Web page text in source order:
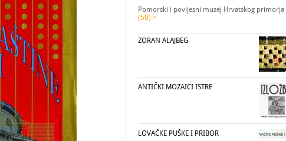
Pomorski i povijesni muzej Hrvatskog primorja
(50) >
ZORAN ALAJBEG
ANTIČKI MOZAICI ISTRE
LOVAČKE PUŠKE I PRIBOR